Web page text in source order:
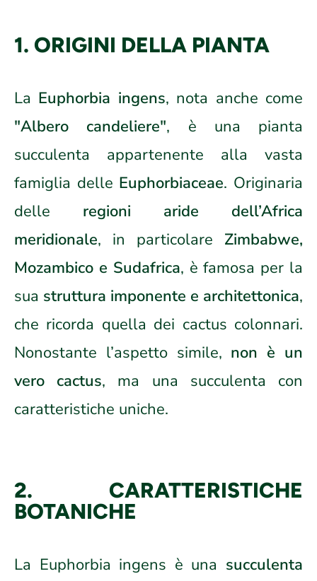
1. ORIGINI DELLA PIANTA
La Euphorbia ingens, nota anche come
"Albero candeliere", è una pianta
succulenta appartenente alla vasta
famiglia delle Euphorbiaceae. Originaria
delle regioni aride dell’Africa
meridionale, in particolare Zimbabwe,
Mozambico e Sudafrica, è famosa per la
sua struttura imponente e architettonica,
che ricorda quella dei cactus colonnari.
Nonostante l’aspetto simile, non è un
vero cactus, ma una succulenta con
caratteristiche uniche.
2. CARATTERISTICHE
BOTANICHE
La Euphorbia ingens è una succulenta